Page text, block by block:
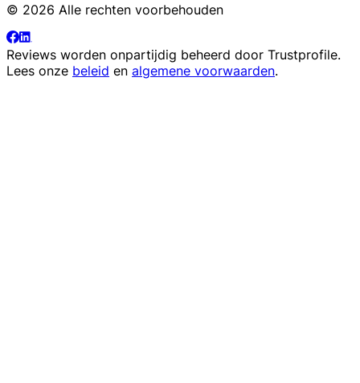
© 2026 Alle rechten voorbehouden
Reviews worden onpartijdig beheerd door Trustprofile.
Lees onze beleid en algemene voorwaarden.